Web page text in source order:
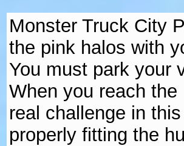
Monster Truck City
the pink halos with
You must park your
When you reach
real challenge in
properly fitting the